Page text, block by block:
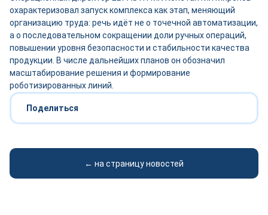
охарактеризовал запуск комплекса как этап, меняющий
организацию труда: речь идёт не о точечной автоматизации,
а о последовательном сокращении доли ручных операций,
повышении уровня безопасности и стабильности качества
продукции. В числе дальнейших планов он обозначил
масштабирование решения и формирование
роботизированных линий.
Поделиться
← на страницу новостей